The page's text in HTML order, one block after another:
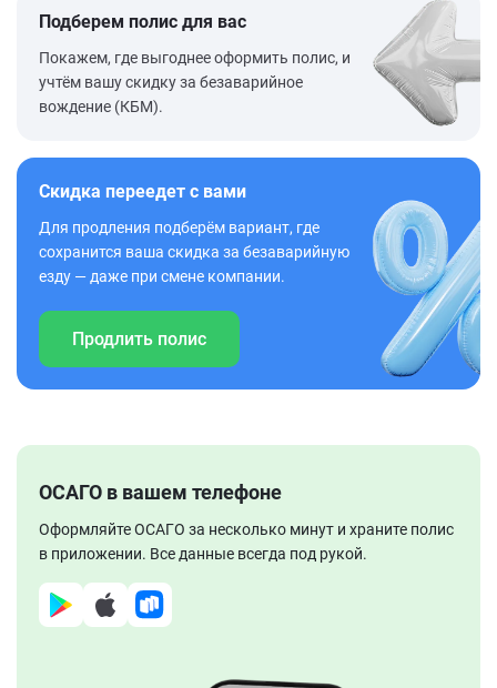
Подберем полис для вас
Покажем, где выгоднее оформить полис, и
учтём вашу скидку за безаварийное
вождение (КБМ).
Скидка переедет с вами
Для продления подберём вариант, где
сохранится ваша скидка за безаварийную
езду — даже при смене компании.
Продлить полис
ОСАГО в вашем телефоне
Оформляйте ОСАГО за несколько минут и храните полис
в приложении. Все данные всегда под рукой.